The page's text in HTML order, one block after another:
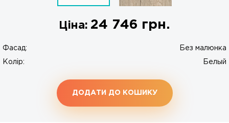
Ціна: 24 746 грн.
Фасад: Без малюнка
Колір: Белый
ДОДАТИ ДО КОШИКУ